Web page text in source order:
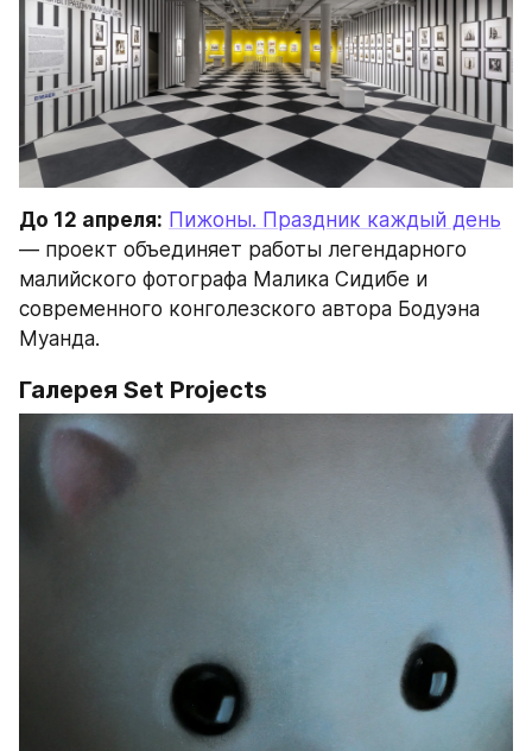
До 12 апреля: Пижоны. Праздник каждый день
— проект объединяет работы легендарного
малийского фотографа Малика Сидибе и
современного конголезского автора Бодуэна
Муанда.
Галерея Set Projects